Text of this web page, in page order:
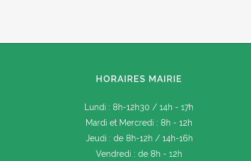
HORAIRES MAIRIE
Lundi : 8h-12h30 / 14h - 17h
Mardi et Mercredi : 8h - 12h
Jeudi : de 8h-12h / 14h-16h
Vendredi : de 8h - 12h